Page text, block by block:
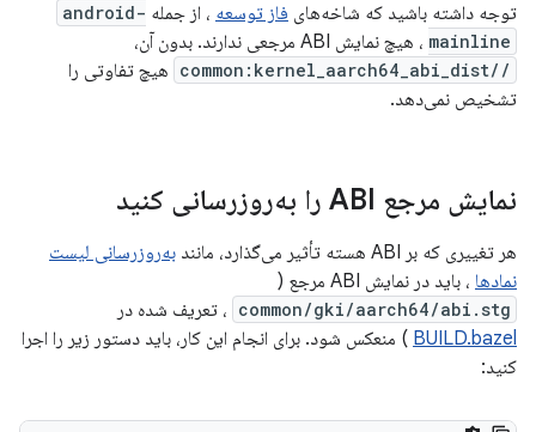
توجه داشته باشید که شاخه‌های فاز توسعه ، از جمله android-
mainline ، هیچ نمایش ABI مرجعی ندارند. بدون آن،
//common:kernel_aarch64_abi_dist
هیچ تفاوتی را
تشخیص نمی‌دهد.
نمایش مرجع ABI را به‌روزرسانی کنید
هر تغییری که بر ABI هسته تأثیر می‌گذارد، مانند
به‌روزرسانی لیست
نمادها ، باید در نمایش ABI مرجع (
common/gki/aarch64/abi.stg ، تعریف شده در
BUILD.bazel ) منعکس شود. برای انجام این کار، باید دستور زیر را اجرا
کنید: